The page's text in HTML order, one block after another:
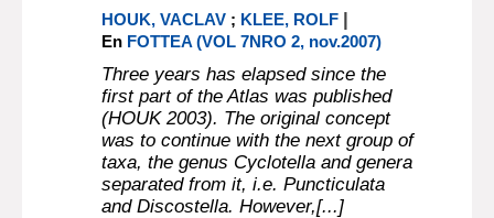
HOUK, VACLAV ; KLEE, ROLF |
En FOTTEA (VOL 7NRO 2, nov.2007)
Three years has elapsed since the
first part of the Atlas was published
(HOUK 2003). The original concept
was to continue with the next group of
taxa, the genus Cyclotella and genera
separated from it, i.e. Puncticulata
and Discostella. However,[...]